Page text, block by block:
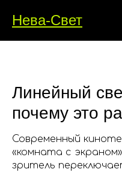
Нева-Свет
Линейный
почему это
Современный
«комната с
зритель